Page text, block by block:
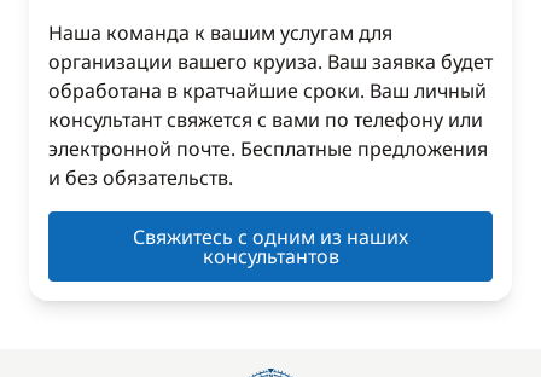
Наша команда к вашим услугам для
организации вашего круиза. Ваш заявка будет
обработана в кратчайшие сроки. Ваш личный
консультант свяжется с вами по телефону или
электронной почте. Бесплатные предложения
и без обязательств.
Свяжитесь с одним из наших
консультантов